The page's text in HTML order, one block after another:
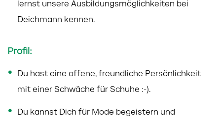
lernst unsere Ausbildungsmöglichkeiten bei
Deichmann kennen.
Profil:
Du hast eine offene, freundliche Persönlichkeit
mit einer Schwäche für Schuhe :-).
Du kannst Dich für Mode begeistern und